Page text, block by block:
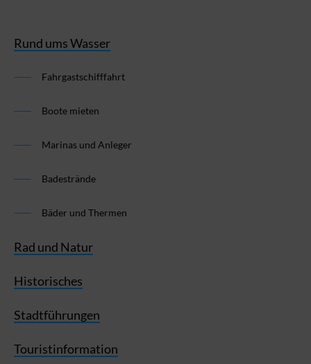
Rund ums Wasser
Fahrgastschifffahrt
Boote mieten
Marinas und Anleger
Badestrände
Bäder und Thermen
Rad und Natur
Historisches
Stadtführungen
Touristinformation